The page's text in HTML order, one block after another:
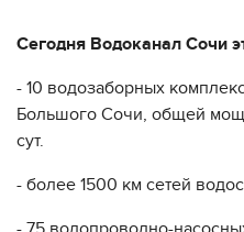
Сегодня Водоканал Сочи
- 10 водозаборных
Большого Сочи, общей
сут.
- более 1500 км сетей